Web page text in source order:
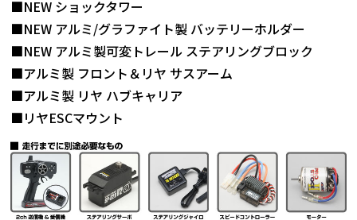
■NEW ショックタワー
■NEW アルミ/グラファイト製 バッテリーホルダー
■NEW アルミ製可変トレール ステアリングブロック
■アルミ製 フロント＆リヤ サスアーム
■アルミ製 リヤ ハブキャリア
■リヤESCマウント